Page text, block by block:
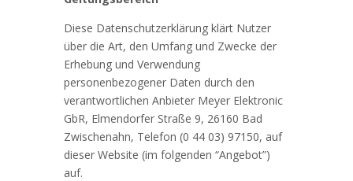
Diese Datenschutzerklärung klärt Nutzer
über die Art, den Umfang und Zwecke der
Erhebung und Verwendung
personenbezogener Daten durch den
verantwortlichen Anbieter Meyer Elektronic
GbR, Elmendorfer Straße 9, 26160 Bad
Zwischenahn, Telefon (0 44 03) 97150, auf
dieser Website (im folgenden “Angebot”)
auf.